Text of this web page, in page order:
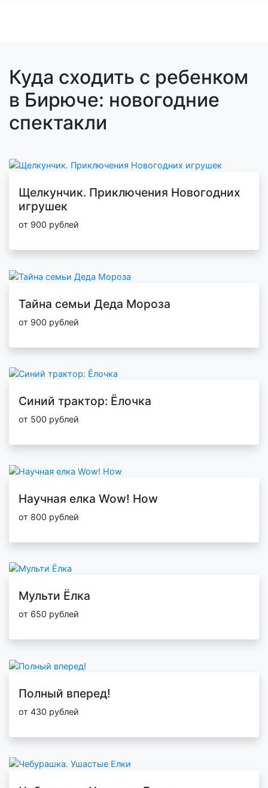
Куда сходить с ребенком
в Бирюче: новогодние
спектакли
Щелкунчик. Приключения Новогодних
игрушек
от 900 рублей
Тайна семьи Деда Мороза
от 900 рублей
Синий трактор: Ёлочка
от 500 рублей
Научная елка Wow! How
от 800 рублей
Мульти Ёлка
от 650 рублей
Полный вперед!
от 430 рублей